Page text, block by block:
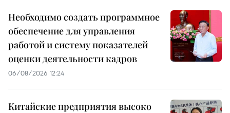
Необходимо создать программное
обеспечение для управления
работой и систему показателей
оценки деятельности кадров
06/08/2026 12:24
Китайские предприятия высоко